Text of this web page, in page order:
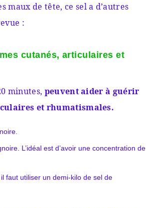
maux de tête, ce sel a d’autres
:
cutanés, articulaires et
minutes, peuvent aider à guérir
et rhumatismales.
L’idéal est d’avoir une concentration de
faut utiliser un demi-kilo de sel de